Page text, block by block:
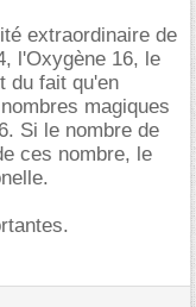
extraordinaire de
l'Oxygène 16, le
du fait qu'en
magiques
Si le nombre de
ces nombre, le